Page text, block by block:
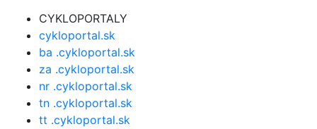
CYKLOPORTALY
cykloportal.sk
ba .cykloportal.sk
za .cykloportal.sk
nr .cykloportal.sk
tn .cykloportal.sk
tt .cykloportal.sk